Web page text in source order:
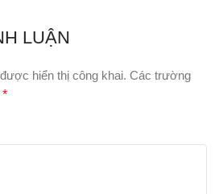
LUẬN
hiển thị công khai. Các trường
*